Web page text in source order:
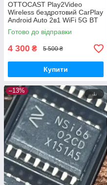
OTTOCAST Play2Video
Wireless бездротовий CarPlay
Android Auto 2в1 WiFi 5G BT
Готово до відправки
4 300 ₴ 5 500 ₴
Купити
–13%